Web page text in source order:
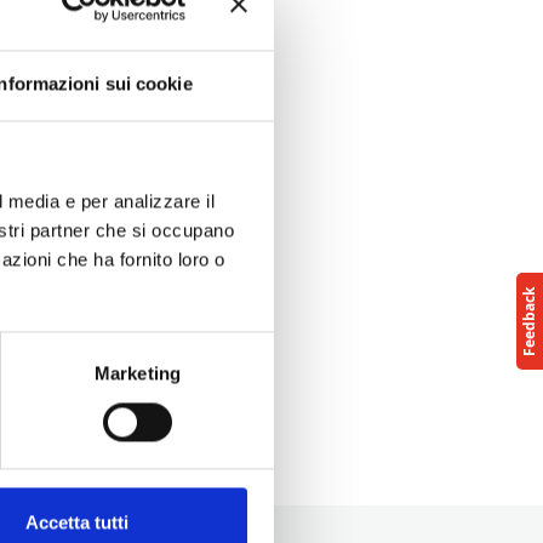
sui cookie
e per analizzare il
partner che si occupano
che ha fornito loro o
Marketing
Accetta tutti